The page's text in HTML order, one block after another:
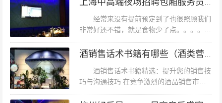
公司团建活动** 某知名科技公司曾在此举办了一场别开生
面的公司团建活动。他们选择了**杭州潮牌KTV**的超大包
厢，并在这里进行了一场别开生面的“音乐接力赛”。通过
麦克风传递歌声与祝福，不仅增进了同事间的感情，也展
现了公司的凝聚力与活力。这次活动在社交媒体上引起了
广泛好评，成为公司文化的一部分。 #### **总结** **杭州
经常来没有提前预定到了也很照顾我们
非常好还不错，就是食物少了点。。。。音
响效果有点差，而且好多歌点好多次才点出
来，点的歌一直跳不出来，失望。上海中高
酒销售话术书籍精选：提升您的销售技
巧与沟通技巧 在竞争激烈的酒品销售市场
中，掌握一套高效、专业的话术不仅能够帮